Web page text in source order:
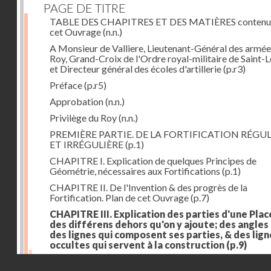
PAGE DE TITRE
TABLE DES CHAPITRES ET DES MATIÈRES
cet Ouvrage(n.n.)
A Monsieur de Valliere, Lieutenant-Général des
Roy, Grand-Croix de l'Ordre royal-militaire de Saint-
et Directeur général des écoles d'artillerie(p.r3)
Préface(p.r5)
Approbation(n.n.)
Privilège du Roy(n.n.)
PREMIÈRE PARTIE. DE LA FORTIFICATION
ET IRRÉGULIÈRE(p.1)
CHAPITRE I. Explication de quelques Principes de
Géométrie, nécessaires aux Fortifications (p.1)
CHAPITRE II. De l'Invention & des progrès de la
Fortification. Plan de cet Ouvrage(p.7)
CHAPITRE III. Explication des parties d'une
des différens dehors qu'on y ajoute; des angles
des lignes qui composent ses parties, & des
occultes qui servent à la construction (p.9)
Des lignes & des angles qui composent les parties